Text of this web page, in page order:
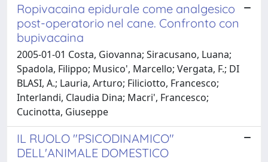
Ropivacaina epidurale come analgesico
post-operatorio nel cane. Confronto con
bupivacaina
2005-01-01 Costa, Giovanna; Siracusano, Luana;
Spadola, Filippo; Musico', Marcello; Vergata, F.; DI
BLASI, A.; Lauria, Arturo; Filiciotto, Francesco;
Interlandi, Claudia Dina; Macri', Francesco;
Cucinotta, Giuseppe
IL RUOLO "PSICODINAMICO"
DELL'ANIMALE DOMESTICO